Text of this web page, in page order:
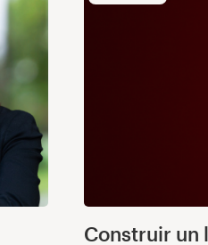
Construir un